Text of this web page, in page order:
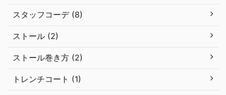
スタッフコーデ (8)
ストール (2)
ストール巻き方 (2)
トレンチコート (1)